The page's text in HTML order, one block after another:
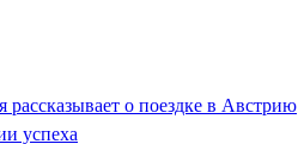
о поездке в Австрию
успеха